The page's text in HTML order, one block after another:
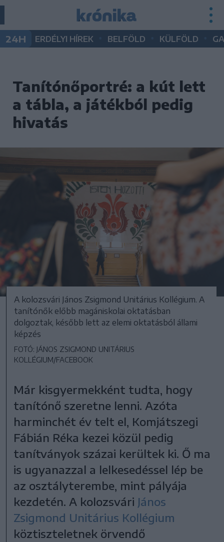
24H ERDÉLYI HÍREK BELFÖLD KÜLFÖLD
Tanítónőportré: a kút lett
a tábla, a játékból pedig
hivatás
A kolozsvári János Zsigmond Unitárius Kollégium. A
tanítónők előbb magániskolai oktatásban
dolgoztak, később lett az elemi oktatásból állami
képzés
FOTÓ: JÁNOS ZSIGMOND UNITÁRIUS
KOLLÉGIUM/FACEBOOK
Már kisgyermekként tudta, hogy
tanítónő szeretne lenni. Azóta
harminchét év telt el, Komjátszegi
Fábián Réka kezei közül pedig
tanítványok százai kerültek ki. Ő ma
is ugyanazzal a lelkesedéssel lép be
az osztályterembe, mint pályája
kezdetén. A kolozsvári János
Zsigmond Unitárius Kollégium
köztiszteletnek örvendő